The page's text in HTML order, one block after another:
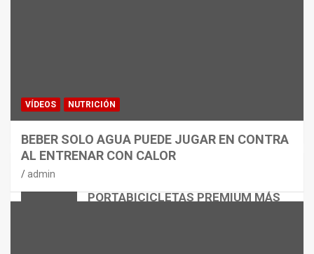
PORTABICICLETAS PREMIUM MÁS
VÍDEOS NUTRICIÓN
BEBER SOLO AGUA PUEDE JUGAR EN CONTRA
AL ENTRENAR CON CALOR
admin